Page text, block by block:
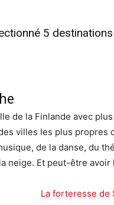
5
de la Finlande avec
villes les plus propres
de la danse, du
neige. Et peut-être avoir